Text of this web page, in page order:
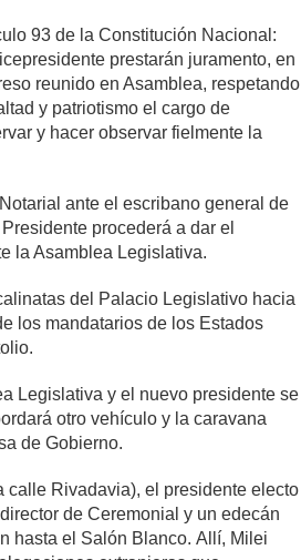
93 de la Constitución Nacional:
prestarán juramento, en
reunido en Asamblea, respetando
y patriotismo el cargo de
y hacer observar fielmente la
ante el escribano general de
procederá a dar el
la Asamblea Legislativa.
del Palacio Legislativo hacia
los mandatarios de los Estados
Legislativa y el nuevo presidente se
otro vehículo y la caravana
de Gobierno.
calle Rivadavia), el presidente electo
de Ceremonial y un edecán
hasta el Salón Blanco. Allí, Milei